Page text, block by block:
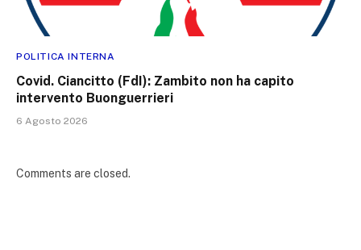
POLITICA INTERNA
Covid. Ciancitto (FdI): Zambito non ha capito
intervento Buonguerrieri
6 Agosto 2026
Comments are closed.